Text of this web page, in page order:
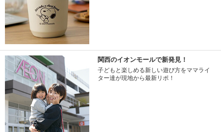
関西のイオンモールで新発見！
子どもと楽しめる新しい遊び方をママライ
ター達が現地から最新リポ！